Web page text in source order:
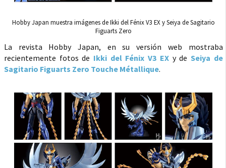
Hobby Japan muestra imágenes de Ikki del Fénix V3 EX y Seiya de Sagitario
Figuarts Zero
La revista Hobby Japan, en su versión web mostraba
recientemente fotos de Ikki del Fénix V3 EXy de Seiya de
Sagitario Figuarts Zero Touche Métallique.